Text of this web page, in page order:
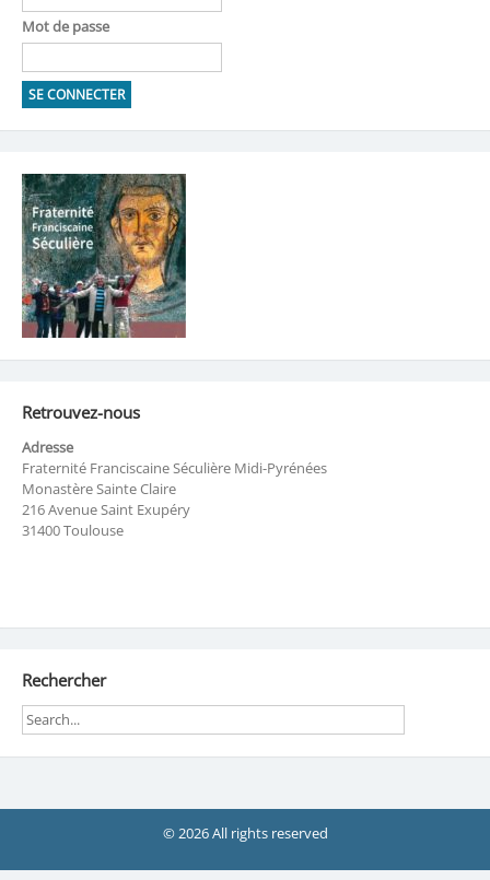
Mot de passe
Retrouvez-nous
Adresse
Fraternité Franciscaine Séculière Midi-Pyrénées
Monastère Sainte Claire
216 Avenue Saint Exupéry
31400 Toulouse
Rechercher
© 2026 All rights reserved